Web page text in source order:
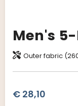
Outer fabric (260
€ 28,10